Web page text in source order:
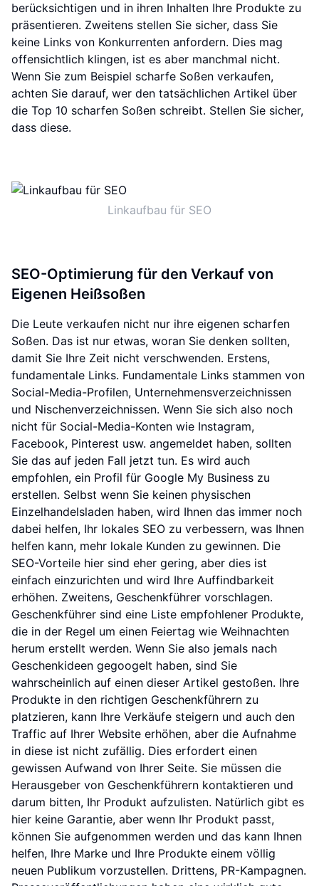
berücksichtigen und in ihren Inhalten Ihre Produkte zu
präsentieren. Zweitens stellen Sie sicher, dass Sie
keine Links von Konkurrenten anfordern. Dies mag
offensichtlich klingen, ist es aber manchmal nicht.
Wenn Sie zum Beispiel scharfe Soßen verkaufen,
achten Sie darauf, wer den tatsächlichen Artikel über
die Top 10 scharfen Soßen schreibt. Stellen Sie sicher,
dass diese.
Linkaufbau für SEO
SEO-Optimierung für den Verkauf von
Eigenen Heißsoßen
Die Leute verkaufen nicht nur ihre eigenen scharfen
Soßen. Das ist nur etwas, woran Sie denken sollten,
damit Sie Ihre Zeit nicht verschwenden. Erstens,
fundamentale Links. Fundamentale Links stammen von
Social-Media-Profilen, Unternehmensverzeichnissen
und Nischenverzeichnissen. Wenn Sie sich also noch
nicht für Social-Media-Konten wie Instagram,
Facebook, Pinterest usw. angemeldet haben, sollten
Sie das auf jeden Fall jetzt tun. Es wird auch
empfohlen, ein Profil für Google My Business zu
erstellen. Selbst wenn Sie keinen physischen
Einzelhandelsladen haben, wird Ihnen das immer noch
dabei helfen, Ihr lokales SEO zu verbessern, was Ihnen
helfen kann, mehr lokale Kunden zu gewinnen. Die
SEO-Vorteile hier sind eher gering, aber dies ist
einfach einzurichten und wird Ihre Auffindbarkeit
erhöhen. Zweitens, Geschenkführer vorschlagen.
Geschenkführer sind eine Liste empfohlener Produkte,
die in der Regel um einen Feiertag wie Weihnachten
herum erstellt werden. Wenn Sie also jemals nach
Geschenkideen gegoogelt haben, sind Sie
wahrscheinlich auf einen dieser Artikel gestoßen. Ihre
Produkte in den richtigen Geschenkführern zu
platzieren, kann Ihre Verkäufe steigern und auch den
Traffic auf Ihrer Website erhöhen, aber die Aufnahme
in diese ist nicht zufällig. Dies erfordert einen
gewissen Aufwand von Ihrer Seite. Sie müssen die
Herausgeber von Geschenkführern kontaktieren und
darum bitten, Ihr Produkt aufzulisten. Natürlich gibt es
hier keine Garantie, aber wenn Ihr Produkt passt,
können Sie aufgenommen werden und das kann Ihnen
helfen, Ihre Marke und Ihre Produkte einem völlig
neuen Publikum vorzustellen. Drittens, PR-Kampagnen.